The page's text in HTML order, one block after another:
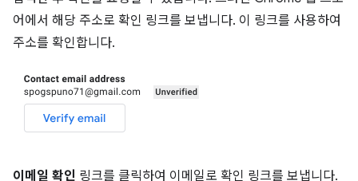
어에서 해당 주소로 확인 링크를 보냅니다. 이 링크를 사용하여
주소를 확인합니다.
이메일 확인 링크를 클릭하여 이메일로 확인 링크를 보냅니다.